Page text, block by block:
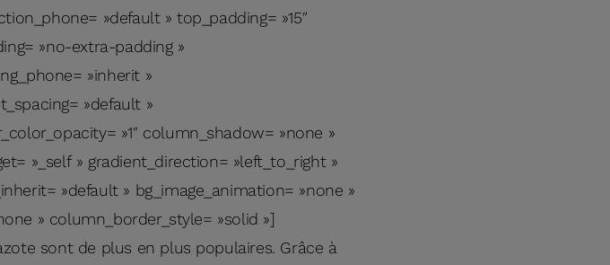
»default » top_padding= »15″
»no-extra-padding »
»inherit »
»default »
»1″ column_shadow= »none »
»_self » gradient_direction= »left_to_right »
»default » bg_image_animation= »none »
» column_border_style= »solid »]
sont de plus en plus populaires. Grâce à